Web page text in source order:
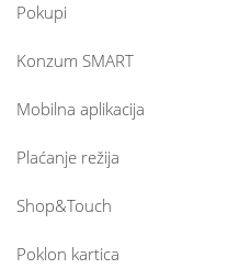
Pokupi
Konzum SMART
Mobilna aplikacija
Plaćanje režija
Shop&Touch
Poklon kartica